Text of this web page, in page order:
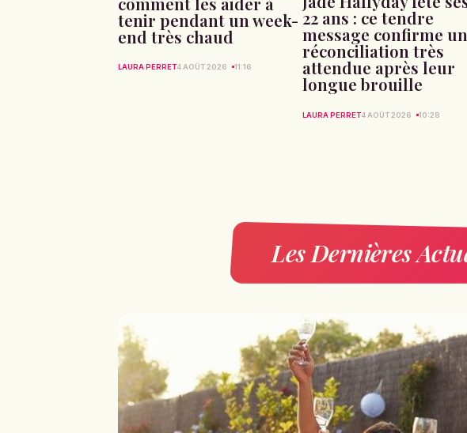
tenir pendant un week-
end très chaud
LAURA PERRET4 AOÛT 2026 11:16
22 ans : ce tendre
message confirme
réconciliation très
attendue après leur
longue brouille
LAURA PERRET4 AOÛT 2026 10:28
Les Dernières